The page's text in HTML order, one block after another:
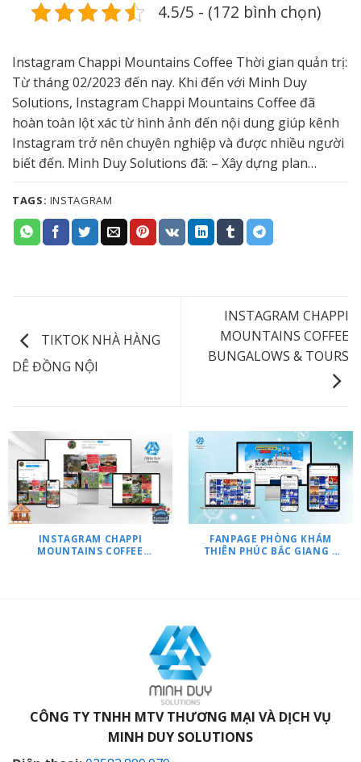
4.5/5 - (172 bình chọn)
Instagram Chappi Mountains Coffee Thời gian quản trị:
Từ tháng 02/2023 đến nay. Khi đến với Minh Duy
Solutions, Instagram Chappi Mountains Coffee đã
hoàn toàn lột xác từ hình ảnh đến nội dung giúp kênh
Instagram trở nên chuyên nghiệp và được nhiều người
biết đến. Minh Duy Solutions đã: – Xây dựng plan…
TAGS: INSTAGRAM
TIKTOK NHÀ HÀNG
DÊ ĐỒNG NỘI
INSTAGRAM CHAPPI
MOUNTAINS COFFEE
BUNGALOWS & TOURS
INSTAGRAM CHAPPI
MOUNTAINS COFFEE
FANPAGE PHÒNG KHÁM
THIÊN PHÚC BẮC GIANG –
CÔNG TY TNHH MTV THƯƠNG MẠI VÀ DỊCH VỤ
MINH DUY SOLUTIONS